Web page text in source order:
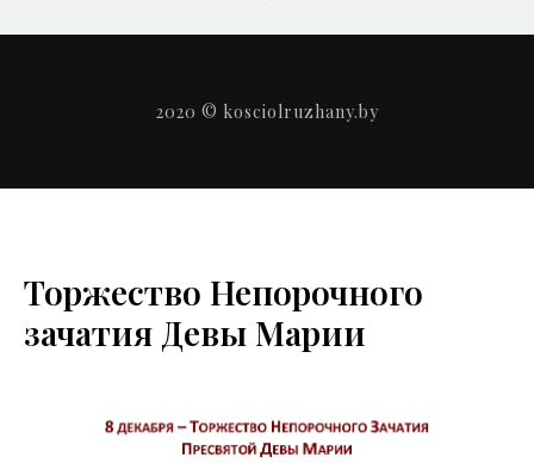
2020 © kosciolruzhany.by
Торжество Непорочного
зачатия Девы Марии